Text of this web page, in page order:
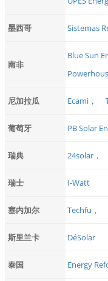
墨西哥 Sistemas
南非
Blue Sun
尼加拉瓜 Ecami，
葡萄牙 PB Solar
瑞典 24solar，
瑞士 I-Watt
塞内加尔 Techfu，
斯里兰卡 DéSolar
泰国 Energy